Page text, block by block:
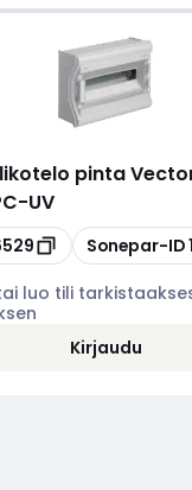
pinta Vector
UV
Kopioi
Sonepar-ID
luo tili
Kirjaudu